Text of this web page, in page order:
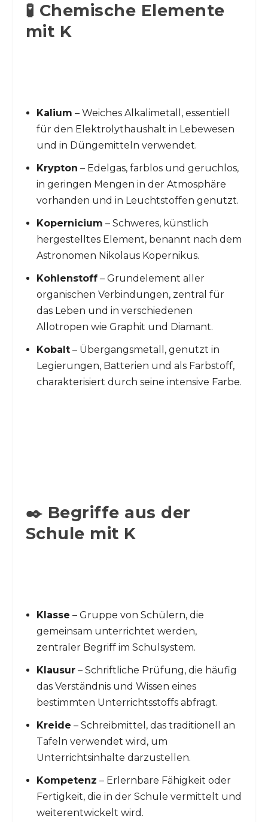
🧪 Chemische Elemente
mit K
Kalium – Weiches Alkalimetall, essentiell
für den Elektrolythaushalt in Lebewesen
und in Düngemitteln verwendet.
Krypton – Edelgas, farblos und geruchlos,
in geringen Mengen in der Atmosphäre
vorhanden und in Leuchtstoffen genutzt.
Kopernicium – Schweres, künstlich
hergestelltes Element, benannt nach dem
Astronomen Nikolaus Kopernikus.
Kohlenstoff– Grundelement aller
organischen Verbindungen, zentral für
das Leben und in verschiedenen
Allotropen wie Graphit und Diamant.
Kobalt– Übergangsmetall, genutzt in
Legierungen, Batterien und als Farbstoff,
charakterisiert durch seine intensive Farbe.
✒️ Begriffe aus der
Schule mit K
Klasse – Gruppe von Schülern, die
gemeinsam unterrichtet werden,
zentraler Begriff im Schulsystem.
Klausur– Schriftliche Prüfung, die häufig
das Verständnis und Wissen eines
bestimmten Unterrichtsstoffs abfragt.
Kreide – Schreibmittel, das traditionell an
Tafeln verwendet wird, um
Unterrichtsinhalte darzustellen.
Kompetenz – Erlernbare Fähigkeit oder
Fertigkeit, die in der Schule vermittelt und
weiterentwickelt wird.